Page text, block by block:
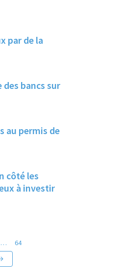
par de la
bancs sur
au permis de
côté les
à investir
…
64